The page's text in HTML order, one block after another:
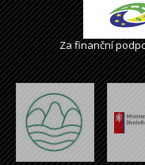
Za finanční